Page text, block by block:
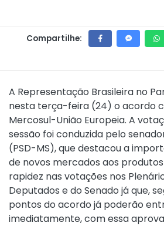
Compartilhe:
A Representação Brasileira no
nesta terça-feira (24) o acordo
Mercosul-União Europeia. A
sessão foi conduzida pelo
(PSD-MS), que destacou a
de novos mercados aos produtos
rapidez nas votações nos
Deputados e do Senado já que,
pontos do acordo já poderão
imediatamente, com essa